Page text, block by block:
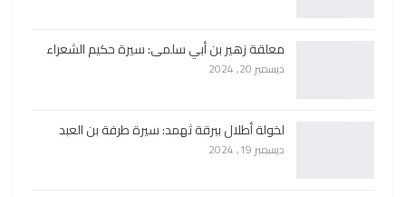
معلقة زهير بن أبي سلمى: سيرة حكيم الشعراء
ديسمبر 20, 2024
لخولة أطلال ببرقة ثهمد: سيرة طرفة بن العبد
ديسمبر 19, 2024